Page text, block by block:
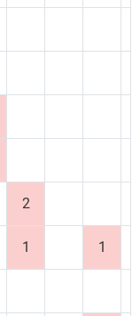
2
1 1